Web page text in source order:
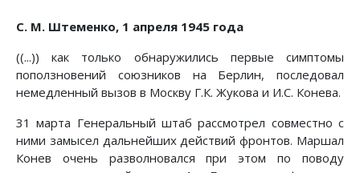
С. М. Штеменко, 1 апреля 1945 года
((...)) как только обнаружились первые симптомы
поползновений союзников на Берлин, последовал
немедленный вызов в Москву Г.К. Жукова и И.С. Конева.
31 марта Генеральный штаб рассмотрел совместно с
ними замысел дальнейших действий фронтов. Маршал
Конев очень разволновался при этом по поводу